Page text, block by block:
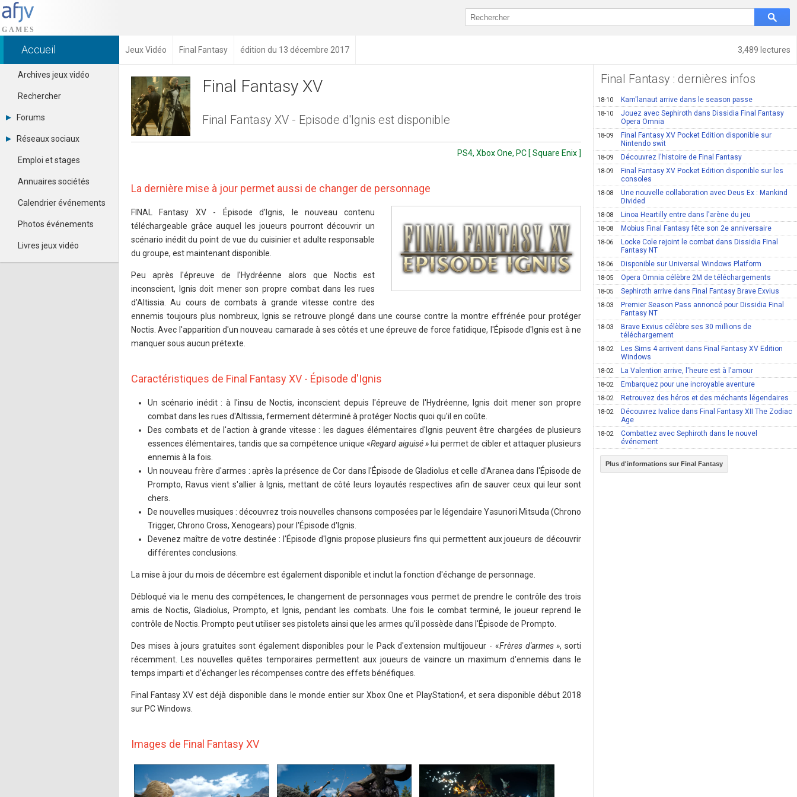
3,489 lectures
Accueil Jeux Vidéo Final Fantasy édition du 13 décembre 2017
Archives jeux vidéo
Rechercher
Forums
Tous les forums
Se connecter
Contacter un modérateur
Réseaux sociaux
Dailymotion
Facebook
Google+
Pinterest
Youtube
Emploi et stages
Annuaires sociétés
Calendrier événements
Photos événements
Livres jeux vidéo
Final Fantasy XV
Final Fantasy XV - Episode d'Ignis est disponible
PS4, Xbox One, PC [ Square Enix ]
La dernière mise à jour permet aussi de changer de personnage
FINAL Fantasy XV - Épisode d'Ignis, le nouveau contenu
téléchargeable grâce auquel les joueurs pourront découvrir un
scénario inédit du point de vue du cuisinier et adulte responsable
du groupe, est maintenant disponible.
Peu après l'épreuve de l'Hydréenne alors que Noctis est
inconscient, Ignis doit mener son propre combat dans les rues
d'Altissia. Au cours de combats à grande vitesse contre des
ennemis toujours plus nombreux, Ignis se retrouve plongé dans une course contre la montre effrénée pour protéger
Noctis. Avec l'apparition d'un nouveau camarade à ses côtés et une épreuve de force fatidique, l'Épisode d'Ignis est à ne
manquer sous aucun prétexte.
Caractéristiques de Final Fantasy XV - Épisode d'Ignis
Un scénario inédit : à l'insu de Noctis, inconscient depuis l'épreuve de l'Hydréenne, Ignis doit mener son propre
combat dans les rues d'Altissia, fermement déterminé à protéger Noctis quoi qu'il en coûte.
Des combats et de l'action à grande vitesse : les dagues élémentaires d'Ignis peuvent être chargées de plusieurs
essences élémentaires, tandis que sa compétence unique «Regard aiguisé »lui permet de cibler et attaquer plusieurs
ennemis à la fois.
Un nouveau frère d'armes : après la présence de Cor dans l'Épisode de Gladiolus et celle d'Aranea dans l'Épisode de
Prompto, Ravus vient s'allier à Ignis, mettant de côté leurs loyautés respectives afin de sauver ceux qui leur sont
chers.
De nouvelles musiques : découvrez trois nouvelles chansons composées par le légendaire Yasunori Mitsuda (Chrono
Trigger, Chrono Cross, Xenogears) pour l'Épisode d'Ignis.
Devenez maître de votre destinée : l'Épisode d'Ignis propose plusieurs fins qui permettent aux joueurs de découvrir
différentes conclusions.
La mise à jour du mois de décembre est également disponible et inclut la fonction d'échange de personnage.
Débloqué via le menu des compétences, le changement de personnages vous permet de prendre le contrôle des trois
amis de Noctis, Gladiolus, Prompto, et Ignis, pendant les combats. Une fois le combat terminé, le joueur reprend le
contrôle de Noctis. Prompto peut utiliser ses pistolets ainsi que les armes qu'il possède dans l'Épisode de Prompto.
Des mises à jours gratuites sont également disponibles pour le Pack d'extension multijoueur - «Frères d'armes », sorti
récemment. Les nouvelles quêtes temporaires permettent aux joueurs de vaincre un maximum d'ennemis dans le
temps imparti et d'échanger les récompenses contre des effets bénéfiques.
Final Fantasy XV est déjà disponible dans le monde entier sur Xbox One et PlayStation4, et sera disponible début 2018
sur PC Windows.
Images de Final Fantasy XV
Final Fantasy : dernières infos
18-10 Kam'lanaut arrive dans le season passe
18-10
Jouez avec Sephiroth dans Dissidia Final Fantasy
Opera Omnia
18-09
Final Fantasy XV Pocket Edition disponible sur
Nintendo swit
18-09 Découvrez l'histoire de Final Fantasy
18-09
Final Fantasy XV Pocket Edition disponible sur les
consoles
18-08
Une nouvelle collaboration avec Deus Ex : Mankind
Divided
18-08 Linoa Heartilly entre dans l'arène du jeu
18-08 Mobius Final Fantasy fête son 2e anniversaire
18-06
Locke Cole rejoint le combat dans Dissidia Final
Fantasy NT
18-06 Disponible sur Universal Windows Platform
18-05 Opera Omnia célèbre 2M de téléchargements
18-05 Sephiroth arrive dans Final Fantasy Brave Exvius
18-03
Premier Season Pass annoncé pour Dissidia Final
Fantasy NT
18-03
Brave Exvius célèbre ses 30 millions de
téléchargement
18-02
Les Sims 4 arrivent dans Final Fantasy XV Edition
Windows
18-02 La Valention arrive, l'heure est à l'amour
18-02 Embarquez pour une incroyable aventure
18-02 Retrouvez des héros et des méchants légendaires
18-02
Découvrez Ivalice dans Final Fantasy XII The Zodiac
Age
18-02
Combattez avec Sephiroth dans le nouvel
événement
Plus d'informations sur Final Fantasy